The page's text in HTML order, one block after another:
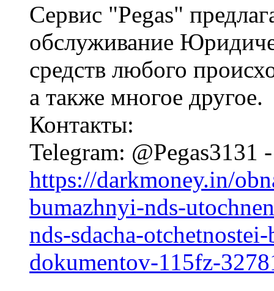
Сервис "Pegas"
обслуживание
средств любого
а также многое другое.
Контакты:
Telegram: @Pegas3131
https://darkmoney.in/
bumazhnyi-nds-
nds-sdacha-
dokumentov-115fz-